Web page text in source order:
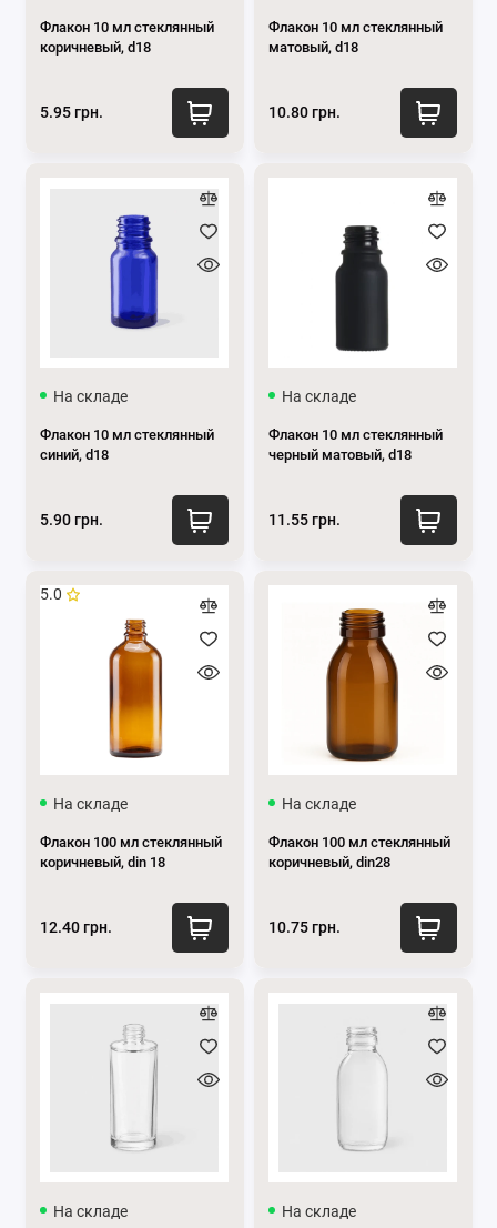
Показать все
Флакон 10 мл стеклянный
коричневый, d18
5.95 грн.
Флакон 10 мл стеклянный
матовый, d18
10.80 грн.
На складе
Флакон 10 мл стеклянный
синий, d18
5.90 грн.
На складе
Флакон 10 мл стеклянный
черный матовый, d18
11.55 грн.
5.0
На складе
Флакон 100 мл стеклянный
коричневый, din 18
12.40 грн.
На складе
Флакон 100 мл стеклянный
коричневый, din28
10.75 грн.
На складе На складе